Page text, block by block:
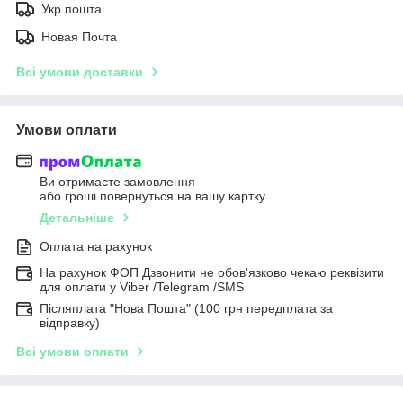
Укр пошта
Новая Почта
Всі умови доставки
Умови оплати
Ви отримаєте замовлення
або гроші повернуться на вашу картку
Детальніше
Оплата на рахунок
На рахунок ФОП Дзвонити не обов'язково чекаю реквізити
для оплати у Viber /Telegram /SMS
Післяплата "Нова Пошта" (100 грн передплата за
відправку)
Всі умови оплати